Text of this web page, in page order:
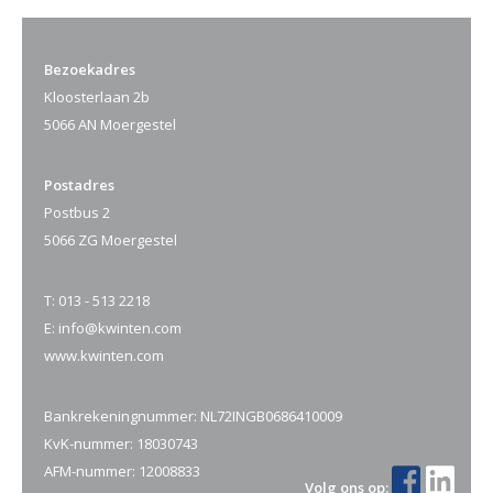
Bezoekadres
Kloosterlaan 2b
5066 AN Moergestel
Postadres
Postbus 2
5066 ZG Moergestel
T: 013 - 513 2218
E: info@kwinten.com
www.kwinten.com
Bankrekeningnummer: NL72INGB0686410009
KvK-nummer: 18030743
AFM-nummer: 12008833
Volg ons op: